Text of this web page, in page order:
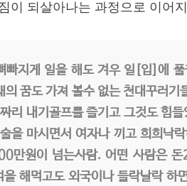
이 되살아나는 과정으로 이어
빠지게 일을 해도 겨우 일[입]에
의 꿈도 가져 볼수 없는 천대꾸러
리 내기골프를 즐기고 그것도 힘
을 마시면서 여자나 끼고 희희낙
만원이 넘는사람. 어떤 사람은
해먹고도 외국이나 들락날락 하